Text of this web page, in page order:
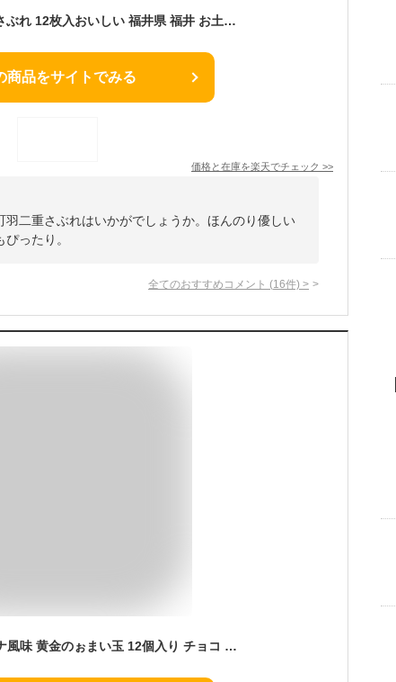
16-13 絹小町 羽二重さぶれ 12枚入おいしい 福井県 福井 お土産 特産物贈り物
商品をサイトでみる
価格と在庫を楽天でチェック >>
二重さぶれはいかがでしょうか。ほんのり優しい
ったり。
全てのおすすめコメント (16件) >
羽二重餅 チョコバナナ風味 黄金のぉまい玉 12個入り チョコ マシュマロ 【ポスト投函可能】 1000円ポッキリ 餅 お餅 和菓子 スイーツ お菓子 福井 銘菓 北陸 ギフト 贈り物 お土産 お供え 内祝い お返し 母の日 父の日 バレンタインデー お中元 敬老の日 お歳暮 お年賀